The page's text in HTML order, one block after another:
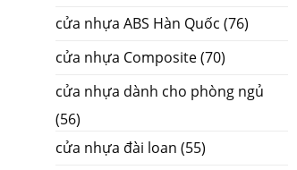
cửa nhựa ABS Hàn Quốc (76)
cửa nhựa Composite(70)
cửa nhựa dành cho phòng ngủ
(56)
cửa nhựa đài loan (55)